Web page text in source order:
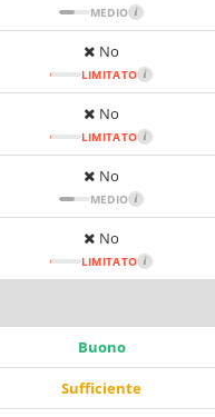
MEDIO i
No
LIMITATO i
No
LIMITATO i
No
MEDIO i
No
LIMITATO i
Buono
Sufficiente